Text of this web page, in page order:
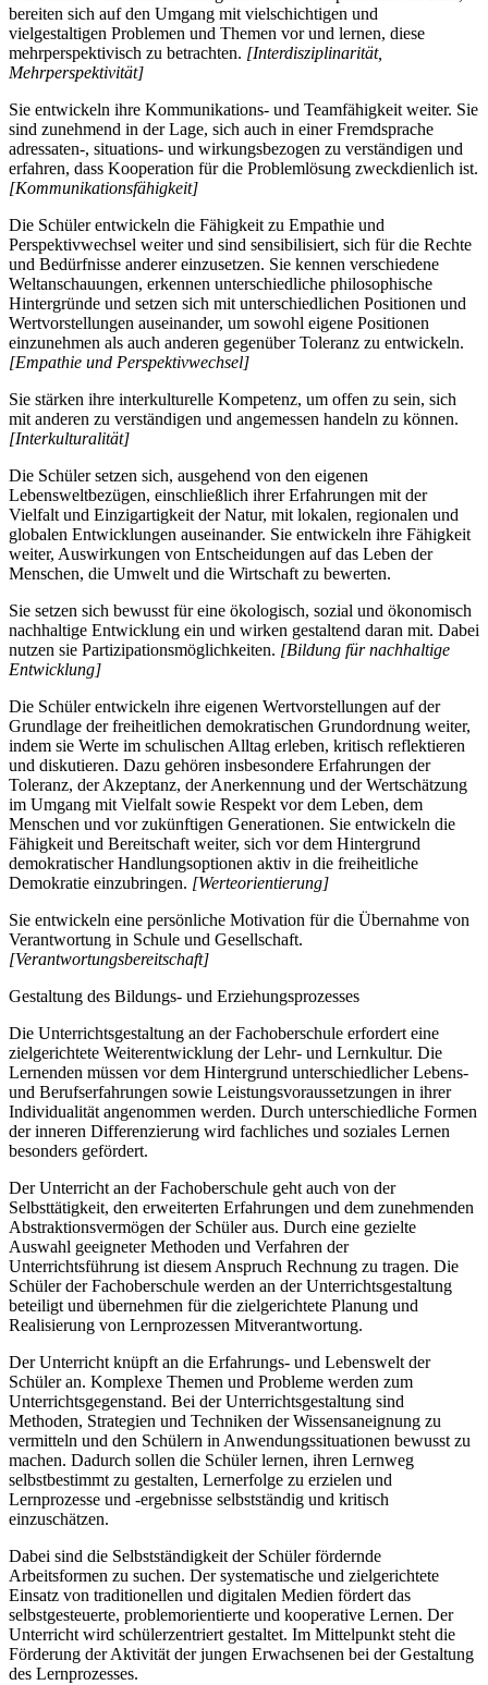
bereiten sich auf den Umgang mit vielschichtigen und
vielgestaltigen Problemen und Themen vor und lernen, diese
mehrperspektivisch zu betrachten. [Interdisziplinarität,
Mehrperspektivität]
Sie entwickeln ihre Kommunikations- und Teamfähigkeit weiter. Sie
sind zunehmend in der Lage, sich auch in einer Fremdsprache
adressaten-, situations- und wirkungsbezogen zu verständigen und
erfahren, dass Kooperation für die Problemlösung zweckdienlich ist.
[Kommunikationsfähigkeit]
Die Schüler entwickeln die Fähigkeit zu Empathie und
Perspektivwechsel weiter und sind sensibilisiert, sich für die Rechte
und Bedürfnisse anderer einzusetzen. Sie kennen verschiedene
Weltanschauungen, erkennen unterschiedliche philosophische
Hintergründe und setzen sich mit unterschiedlichen Positionen und
Wertvorstellungen auseinander, um sowohl eigene Positionen
einzunehmen als auch anderen gegenüber Toleranz zu entwickeln.
[Empathie und Perspektivwechsel]
Sie stärken ihre interkulturelle Kompetenz, um offen zu sein, sich
mit anderen zu verständigen und angemessen handeln zu können.
[Interkulturalität]
Die Schüler setzen sich, ausgehend von den eigenen
Lebensweltbezügen, einschließlich ihrer Erfahrungen mit der
Vielfalt und Einzigartigkeit der Natur, mit lokalen, regionalen und
globalen Entwicklungen auseinander. Sie entwickeln ihre Fähigkeit
weiter, Auswirkungen von Entscheidungen auf das Leben der
Menschen, die Umwelt und die Wirtschaft zu bewerten.
Sie setzen sich bewusst für eine ökologisch, sozial und ökonomisch
nachhaltige Entwicklung ein und wirken gestaltend daran mit. Dabei
nutzen sie Partizipationsmöglichkeiten. [Bildung für nachhaltige
Entwicklung]
Die Schüler entwickeln ihre eigenen Wertvorstellungen auf der
Grundlage der freiheitlichen demokratischen Grundordnung weiter,
indem sie Werte im schulischen Alltag erleben, kritisch reflektieren
und diskutieren. Dazu gehören insbesondere Erfahrungen der
Toleranz, der Akzeptanz, der Anerkennung und der Wertschätzung
im Umgang mit Vielfalt sowie Respekt vor dem Leben, dem
Menschen und vor zukünftigen Generationen. Sie entwickeln die
Fähigkeit und Bereitschaft weiter, sich vor dem Hintergrund
demokratischer Handlungsoptionen aktiv in die freiheitliche
Demokratie einzubringen. [Werteorientierung]
Sie entwickeln eine persönliche Motivation für die Übernahme von
Verantwortung in Schule und Gesellschaft.
[Verantwortungsbereitschaft]
Gestaltung des Bildungs- und Erziehungsprozesses
Die Unterrichtsgestaltung an der Fachoberschule erfordert eine
zielgerichtete Weiterentwicklung der Lehr- und Lernkultur. Die
Lernenden müssen vor dem Hintergrund unterschiedlicher Lebens-
und Berufserfahrungen sowie Leistungsvoraussetzungen in ihrer
Individualität angenommen werden. Durch unterschiedliche Formen
der inneren Differenzierung wird fachliches und soziales Lernen
besonders gefördert.
Der Unterricht an der Fachoberschule geht auch von der
Selbsttätigkeit, den erweiterten Erfahrungen und dem zunehmenden
Abstraktionsvermögen der Schüler aus. Durch eine gezielte
Auswahl geeigneter Methoden und Verfahren der
Unterrichtsführung ist diesem Anspruch Rechnung zu tragen. Die
Schüler der Fachoberschule werden an der Unterrichtsgestaltung
beteiligt und übernehmen für die zielgerichtete Planung und
Realisierung von Lernprozessen Mitverantwortung.
Der Unterricht knüpft an die Erfahrungs- und Lebenswelt der
Schüler an. Komplexe Themen und Probleme werden zum
Unterrichtsgegenstand. Bei der Unterrichtsgestaltung sind
Methoden, Strategien und Techniken der Wissensaneignung zu
vermitteln und den Schülern in Anwendungssituationen bewusst zu
machen. Dadurch sollen die Schüler lernen, ihren Lernweg
selbstbestimmt zu gestalten, Lernerfolge zu erzielen und
Lernprozesse und -ergebnisse selbstständig und kritisch
einzuschätzen.
Dabei sind die Selbstständigkeit der Schüler fördernde
Arbeitsformen zu suchen. Der systematische und zielgerichtete
Einsatz von traditionellen und digitalen Medien fördert das
selbstgesteuerte, problemorientierte und kooperative Lernen. Der
Unterricht wird schülerzentriert gestaltet. Im Mittelpunkt steht die
Förderung der Aktivität der jungen Erwachsenen bei der Gestaltung
des Lernprozesses.